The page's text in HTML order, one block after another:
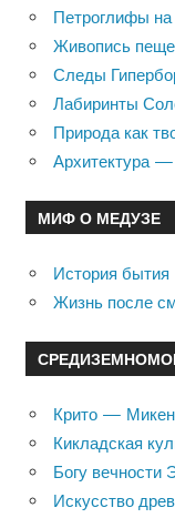
Петроглифы
Живопись
Следы
Лабиринты
Природа как
Архитектура —
МИФ О МЕДУЗЕ
История бытия
Жизнь после
Крито —
Кикладская
Богу вечности
Искусство